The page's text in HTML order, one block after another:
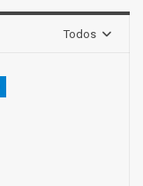
Todos